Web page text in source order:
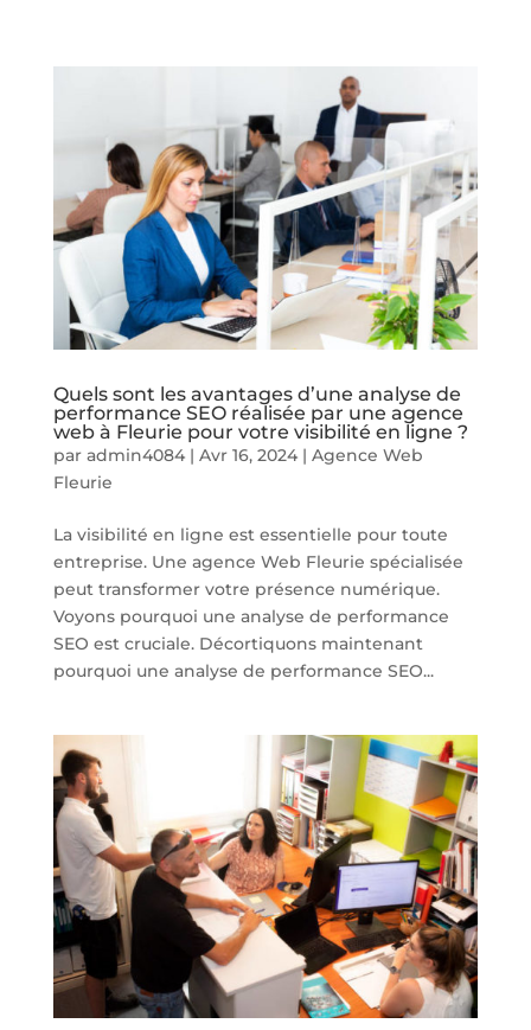
Quels sont les avantages d’une analyse de
performance SEO réalisée par une agence
web à Fleurie pour votre visibilité en ligne ?
par admin4084| Avr 16, 2024| Agence Web
Fleurie
La visibilité en ligne est essentielle pour toute
entreprise. Une agence Web Fleurie spécialisée
peut transformer votre présence numérique.
Voyons pourquoi une analyse de performance
SEO est cruciale. Décortiquons maintenant
pourquoi une analyse de performance SEO...